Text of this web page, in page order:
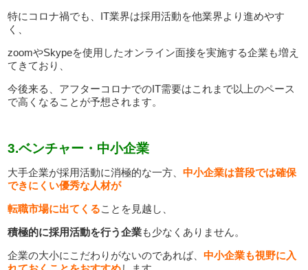
特にコロナ禍でも、IT業界は採用活動を他業界より進めやす
く、
zoomやSkypeを使用したオンライン面接を実施する企業も増え
てきており、
今後来る、アフターコロナでのIT需要はこれまで以上のペース
で高くなることが予想されます。
3.ベンチャー・中小企業
大手企業が採用活動に消極的な一方、中小企業は普段では確保
できにくい優秀な人材が
転職市場に出てくることを見越し、
積極的に採用活動を行う企業も少なくありません。
企業の大小にこだわりがないのであれば、中小企業も視野に入